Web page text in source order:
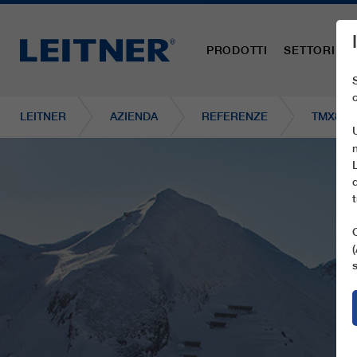
PRODOTTI SETTORI
LEITNER AZIENDA REFERENZE TMX8-